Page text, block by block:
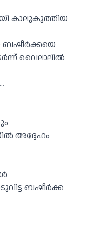
കാലുകുത്തിയ
ബഷീർക്കയെ
വൈലാലിൽ
അദ്ദേഹം
ബഷീർക്ക